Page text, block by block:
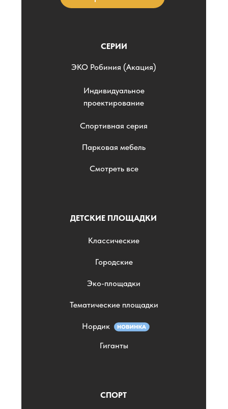
СЕРИИ
ЭKO Робиния (Акация)
Спортивная серия
Парковая мебель
Смотреть все
Индивидуальное
проектирование
ДЕТСКИЕ ПЛОЩАДКИ
Классические
Городские
Эко-площадки
Тематические площадки
Нордик
Гиганты
СПОРТ